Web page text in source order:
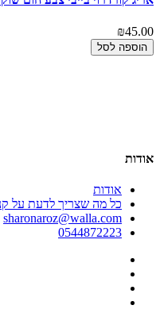
₪45.00
הוספה לסל
אודות
אודות
כל מה שצריך לדעת על
sharonaroz@walla.com
0544872223